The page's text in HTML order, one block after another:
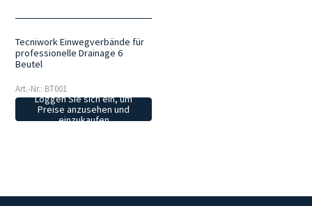
Tecniwork Einwegverbände für
professionelle Drainage 6
Beutel
Art.-Nr.: BT001
Loggen Sie sich ein, um
Preise anzusehen und
einzukaufen